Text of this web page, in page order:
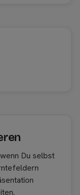
Du selbst